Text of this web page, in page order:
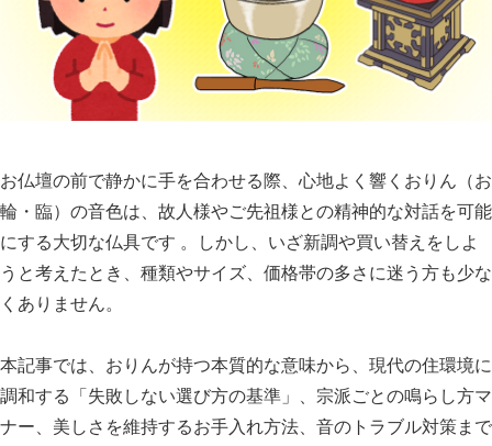
お仏壇の前で静かに手を合わせる際、心地よく響くおりん（お
輪・臨）の音色は、故人様やご先祖様との精神的な対話を可能
にする大切な仏具です 。しかし、いざ新調や買い替えをしよ
うと考えたとき、種類やサイズ、価格帯の多さに迷う方も少な
くありません。
本記事では、おりんが持つ本質的な意味から、現代の住環境に
調和する「失敗しない選び方の基準」、宗派ごとの鳴らし方マ
ナー、美しさを維持するお手入れ方法、音のトラブル対策まで